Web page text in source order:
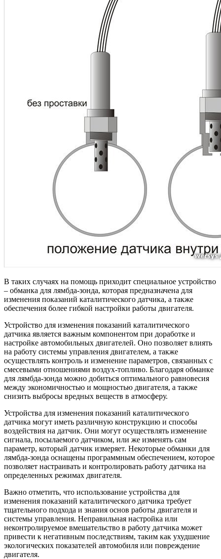
В таких случаях на помощь приходит специальное устройство
– обманка для лямбда-зонда, которая предназначена для
изменения показаний каталитического датчика, а также
обеспечения более гибкой настройки работы двигателя.
Устройство для изменения показаний каталитического
датчика является важным компонентом при доработке и
настройке автомобильных двигателей. Оно позволяет влиять
на работу системы управления двигателем, а также
осуществлять контроль и изменение параметров, связанных с
смесевыми отношениями воздух-топливо. Благодаря обманке
для лямбда-зонда можно добиться оптимального равновесия
между экономичностью и мощностью двигателя, а также
снизить выбросы вредных веществ в атмосферу.
Устройства для изменения показаний каталитического
датчика могут иметь различную конструкцию и способы
воздействия на датчик. Они могут осуществлять изменение
сигнала, посылаемого датчиком, или же изменять сам
параметр, который датчик измеряет. Некоторые обманки для
лямбда-зонда оснащены программным обеспечением, которое
позволяет настраивать и контролировать работу датчика на
определенных режимах двигателя.
Важно отметить, что использование устройства для
изменения показаний каталитического датчика требует
тщательного подхода и знания основ работы двигателя и
системы управления. Неправильная настройка или
неконтролируемое вмешательство в работу датчика может
привести к негативным последствиям, таким как ухудшение
экологических показателей автомобиля или повреждение
двигателя.